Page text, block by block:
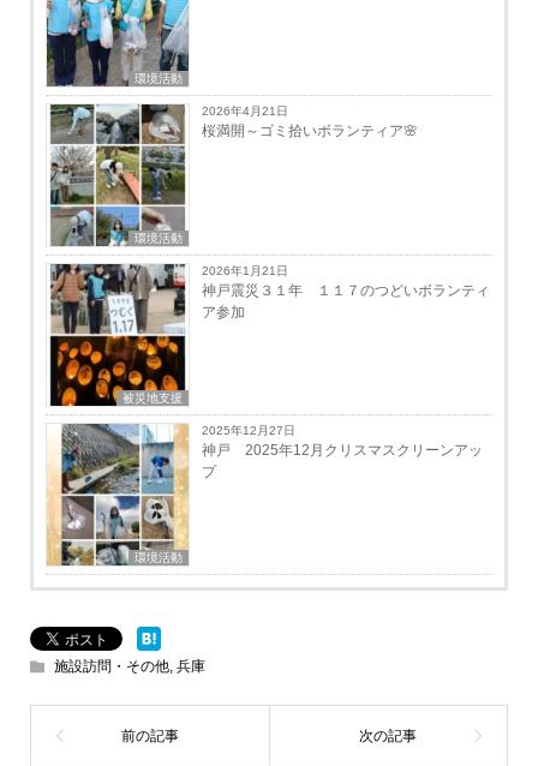
環境活動
環境活動
2026年4月21日
桜満開～ゴミ拾いボランティア🌸
被災地支援
2026年1月21日
神戸震災３１年 １１７のつどいボランティ
ア参加
環境活動
2025年12月27日
神戸 2025年12月クリスマスクリーンアッ
プ
施設訪問・その他, 兵庫